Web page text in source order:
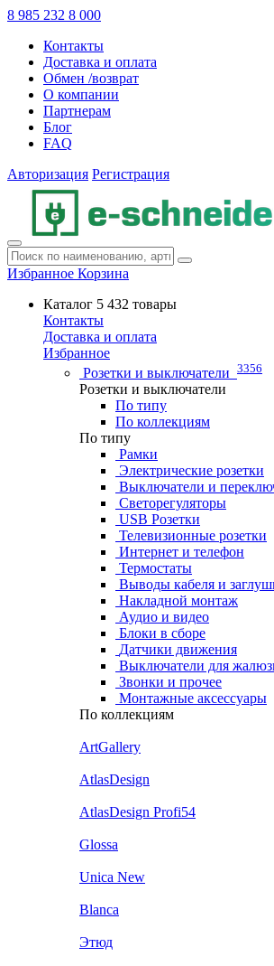
8 985 232 8 000
Контакты
Доставка и оплата
Обмен /возврат
О компании
Партнерам
Блог
FAQ
Авторизация Регистрация
Избранное Корзина
Каталог 5 432 товары
Контакты
Доставка и оплата
Избранное
Розетки и выключатели 3356
Розетки и выключатели
По типу
По коллекциям
По типу
Рамки
Электрические розетки
Выключатели и
Светорегуляторы
USB Розетки
Телевизионные розетки
Интернет и телефон
Термостаты
Выводы кабеля и
Накладной монтаж
Аудио и видео
Блоки в сборе
Датчики движения
Выключатели для
Звонки и прочее
Монтажные аксессуары
По коллекциям
ArtGallery
AtlasDesign
AtlasDesign Profi54
Glossa
Unica New
Blanca
Этюд